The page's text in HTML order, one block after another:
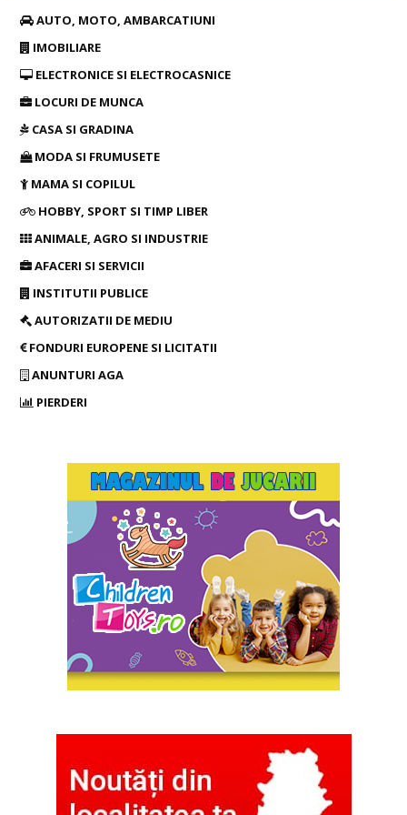
AUTO, MOTO, AMBARCATIUNI
IMOBILIARE
ELECTRONICE SI ELECTROCASNICE
LOCURI DE MUNCA
CASA SI GRADINA
MODA SI FRUMUSETE
MAMA SI COPILUL
HOBBY, SPORT SI TIMP LIBER
ANIMALE, AGRO SI INDUSTRIE
AFACERI SI SERVICII
INSTITUTII PUBLICE
AUTORIZATII DE MEDIU
FONDURI EUROPENE SI LICITATII
ANUNTURI AGA
PIERDERI